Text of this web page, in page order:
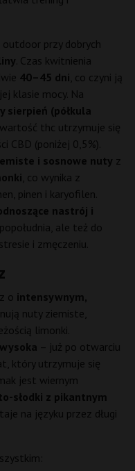
outdoor przy dobrych
. Czas kwitnienia
40–45 dni , co czyni ją
klasie mocy. Na
sierpień (półkula
thc utrzymuje się
CBD (poniżej 0,5%).
i sosnowe nuty z
, co wynika z
pinen i karyofilen.
nastrój i
ale też do
i zmęczeniu.
o intensywnym,
nuty ziemiste,
limonki.
– już po otwarciu
który utrzymuje się
jest wiernym
słodki z pikantnym
na języku przez długi